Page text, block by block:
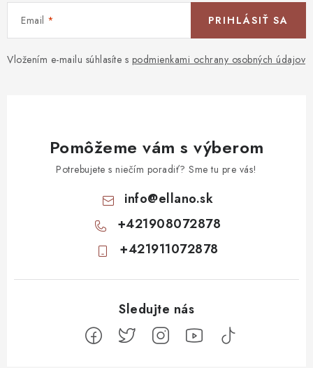
Email
Vložením e-mailu súhlasíte s podmienkami ochrany osobných údajov
PRIHLÁSIŤ SA
Pomôžeme vám s výberom
Potrebujete s niečím poradiť? Sme tu pre vás!
info@ellano.sk
+421908072878
+421911072878